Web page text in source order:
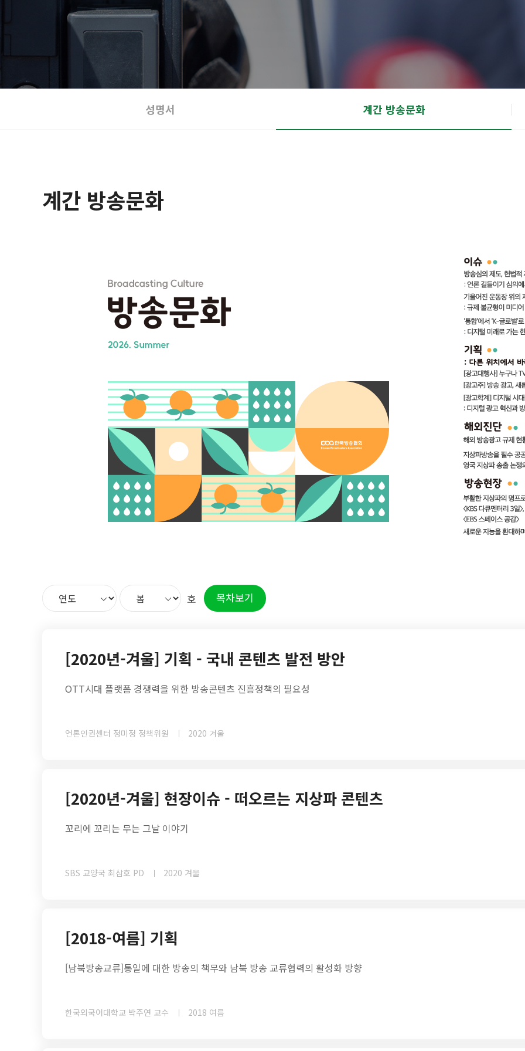
성명서 계간 방송문화
계간 방송문화
호 목차보기
[2020년-겨울] 기획 - 국내 콘텐츠 발전 방안
OTT시대 플랫폼 경쟁력을 위한 방송콘텐츠 진흥정책의 필요성
언론인권센터 정미정 정책위원 2020 겨울
[2020년-겨울] 현장이슈 - 떠오르는 지상파 콘텐츠
꼬리에 꼬리는 무는 그날 이야기
SBS 교양국 최삼호 PD 2020 겨울
[2018-여름] 기획
[남북방송교류]통일에 대한 방송의 책무와 남북 방송 교류협력의 활성화 방향
한국외국어대학교 박주연 교수 2018 여름